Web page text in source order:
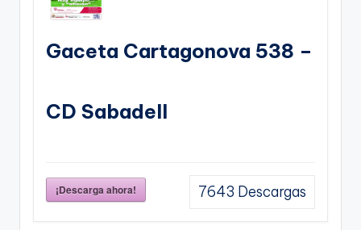
Gaceta Cartagonova 538 –
CD Sabadell
¡Descarga ahora! 7643 Descargas